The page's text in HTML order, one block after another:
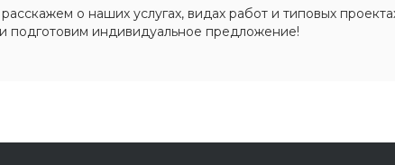
о наших услугах, видах работ и типовых
подготовим индивидуальное предложение!